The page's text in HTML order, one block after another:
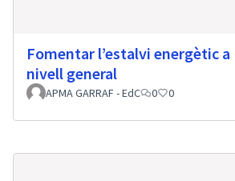
Fomentar l’estalvi energètic a
nivell general
APMA GARRAF - EdC 0 0